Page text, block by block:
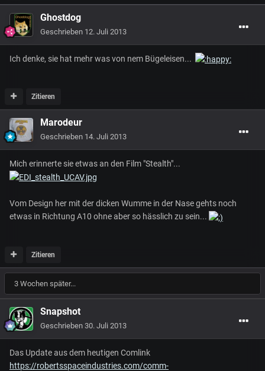
Ghostdog
Geschrieben 12. Juli 2013
Ich denke, sie hat mehr was von nem Bügeleisen...
Zitieren
Marodeur
Geschrieben 14. Juli 2013
Mich erinnerte sie etwas an den Film "Stealth"...
Vom Design her mit der dicken Wumme in der Nase gehts noch
etwas in Richtung A10 ohne aber so hässlich zu sein...
Zitieren
3 Wochen später...
Snapshot
Geschrieben 30. Juli 2013
Das Update aus dem heutigen Comlink
https://robertsspaceindustries.com/comm-